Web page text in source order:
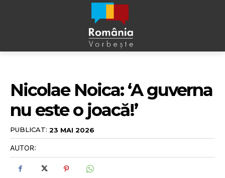
Nicolae Noica: ‘A guverna
nu este o joacă!’
PUBLICAT: 23 MAI 2026
AUTOR: